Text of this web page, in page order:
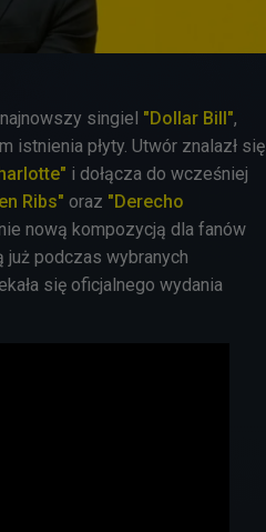
singiel "Dollar Bill",
istnienia płyty. Utwór znalazł się
i dołącza do wcześniej
Ribs" oraz "Derecho
nową kompozycją dla fanów
już podczas wybranych
się oficjalnego wydania